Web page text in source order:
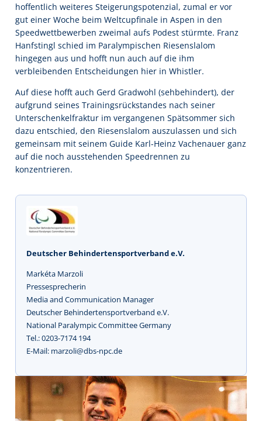
hoffentlich weiteres Steigerungspotenzial, zumal er vor
gut einer Woche beim Weltcupfinale in Aspen in den
Speedwettbewerben zweimal aufs Podest stürmte. Franz
Hanfstingl schied im Paralympischen Riesenslalom
hingegen aus und hofft nun auch auf die ihm
verbleibenden Entscheidungen hier in Whistler.
Auf diese hofft auch Gerd Gradwohl (sehbehindert), der
aufgrund seines Trainingsrückstandes nach seiner
Unterschenkelfraktur im vergangenen Spätsommer sich
dazu entschied, den Riesenslalom auszulassen und sich
gemeinsam mit seinem Guide Karl-Heinz Vachenauer ganz
auf die noch ausstehenden Speedrennen zu
konzentrieren.
Deutscher Behindertensportverband e.V.
Markéta Marzoli
Pressesprecherin
Media and Communication Manager
Deutscher Behindertensportverband e.V.
National Paralympic Committee Germany
Tel.: 0203-7174 194
E-Mail: marzoli@dbs-npc.de